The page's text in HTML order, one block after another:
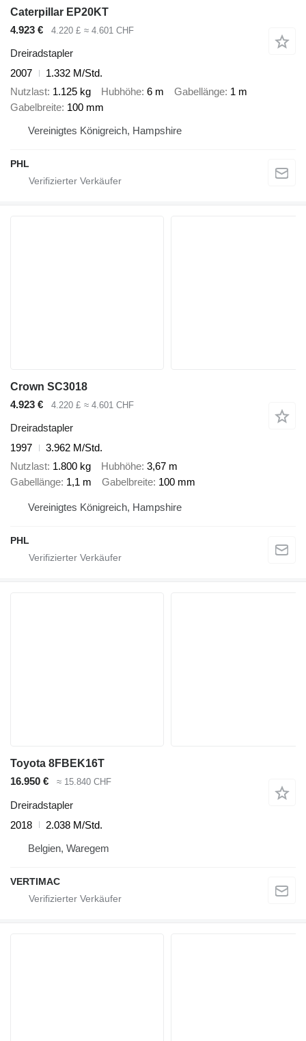
Caterpillar EP20KT
4.923 €
4.220 £ ≈ 4.601 CHF
Dreiradstapler
2007
1.332 M/Std.
Nutzlast 1.125 kg Hubhöhe 6 m Gabellänge 1 m
Gabelbreite 100 mm
Vereinigtes Königreich, Hampshire
PHL
Crown SC3018
4.923 €
4.220 £ ≈ 4.601 CHF
Dreiradstapler
1997
3.962 M/Std.
Nutzlast 1.800 kg Hubhöhe 3,67 m
Gabellänge 1,1 m Gabelbreite 100 mm
Vereinigtes Königreich, Hampshire
PHL
Toyota 8FBEK16T
16.950 €
≈ 15.840 CHF
Dreiradstapler
2018
2.038 M/Std.
Belgien, Waregem
VERTIMAC